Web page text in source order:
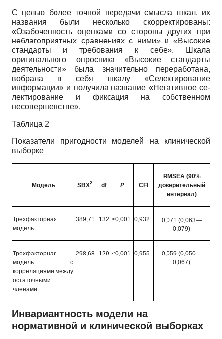
С целью более точной передачи смысла шкал, их
названия были несколько скорректированы:
«Озабоченность оценками со стороны других при
неблагоприятных сравнениях с ними» и «Высокие
стандарты и требования к себе». Шкала
оригинального опросника «Высокие стандарты
деятельности» была значительно переработана,
вобрала в себя шкалу «Селектирование
информации» и получила название «Негативное се-
лектирование и фиксация на собственном
несовершенстве».
Таблица 2
Показатели пригодности моделей на клинической
выборке
Модель SBX2 df Р CFI
RMSEA (90%
доверительный
интервал)
Трехфакторная
модель
389,71 132 <0,001 0,932
0,071 (0,063—
0,079)
Трехфакторная
модель с
корреляциями между
остаточными
членами
298,68 129 <0,001 0,955
0,059 (0,050—
0,067)
Инвариантность модели на
нормативной и клинической выборках